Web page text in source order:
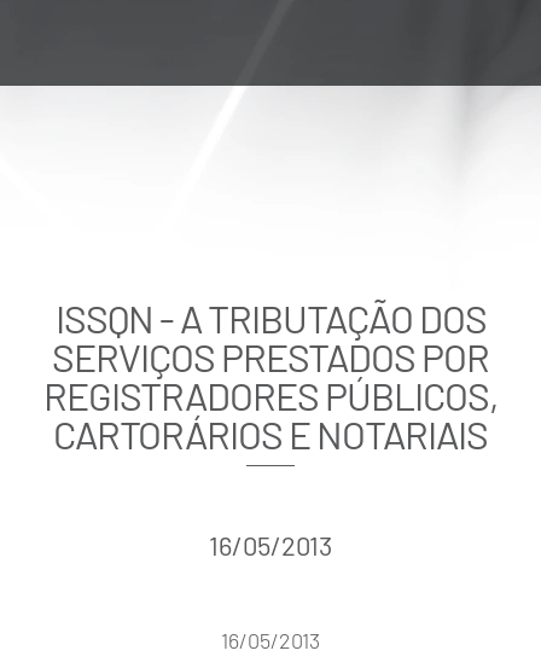
ISSQN - A TRIBUTAÇÃO DOS
SERVIÇOS PRESTADOS POR
REGISTRADORES PÚBLICOS,
CARTORÁRIOS E NOTARIAIS
16/05/2013
16/05/2013